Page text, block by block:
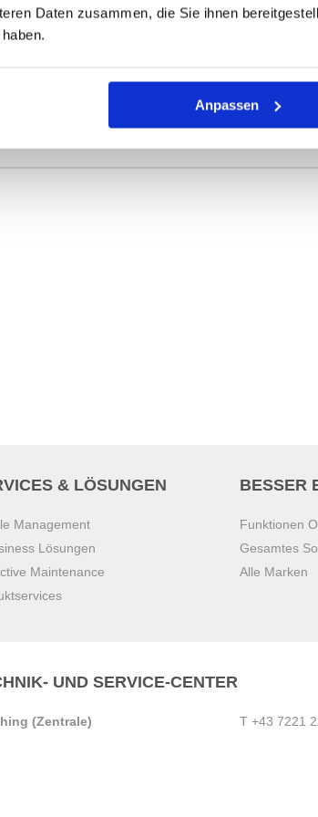
Daten zusammen, die Sie ihnen
Anpassen
VARIANTEN
Dichtring mit kreisförmigem Querschnitt
definieren die Abmessungen.
& LÖSUNGEN
Management
Lösungen
Maintenance
BESSER
Funktionen
Gesamtes
Alle Marken
UND SERVICE-CENTER
(Zentrale)
T +43 7221